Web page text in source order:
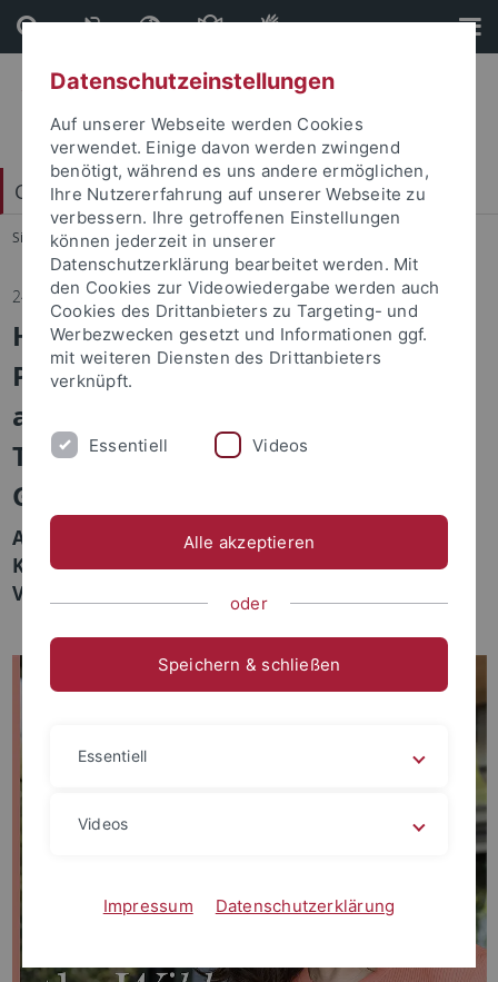
Direkt
zum
Inhalt
Direkt
zur
Fußleiste
China Centrum Tübingen (CCT)
Sie sind hier: Startseite ... Aktuelles
24.10.2023
How the Wild Changed Me — A
Philosophical Journey: Readings
and Discussion with Lung Ying-
Tai in conversation with Emily
Graf and Monika Li (translator)
Am 24. Oktober 2023, 18:15-19:45 Uhr,
Keplerstraße 2, Hörsaal 001; Öffentliche
Veranstaltung, Eintritt frei!
Datenschutzeinstellungen
Auf unserer Webseite werden Cookies
verwendet. Einige davon werden zwingend
benötigt, während es uns andere ermöglichen,
Ihre Nutzererfahrung auf unserer Webseite zu
verbessern. Ihre getroffenen Einstellungen
können jederzeit in unserer
Datenschutzerklärung bearbeitet werden. Mit
den Cookies zur Videowiedergabe werden auch
Cookies des Drittanbieters zu Targeting- und
Werbezwecken gesetzt und Informationen ggf.
mit weiteren Diensten des Drittanbieters
verknüpft.
Essentiell Videos
Alle akzeptieren
oder
Speichern & schließen
Essentiell
Videos
Impressum Datenschutzerklärung